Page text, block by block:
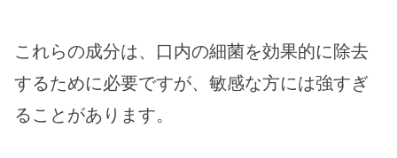
これらの成分は、口内の細菌を効果的に除去
するために必要ですが、敏感な方には強すぎ
ることがあります。